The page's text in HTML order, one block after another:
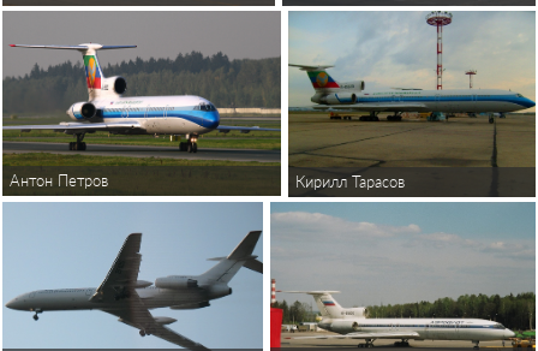
Антон Петров Кирилл Тарасов